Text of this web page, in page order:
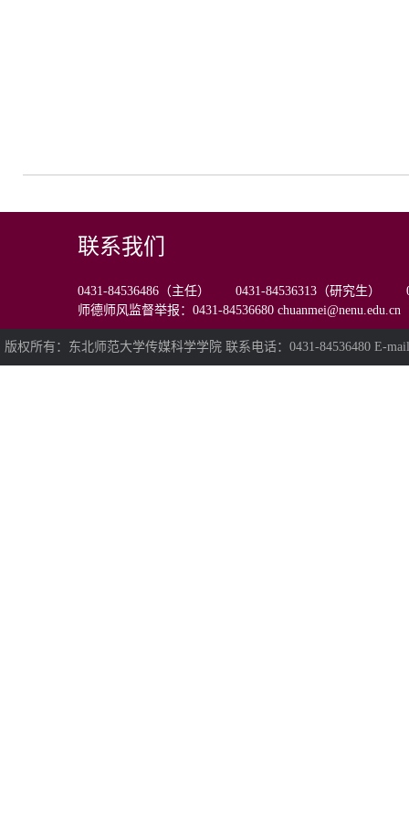
联系我们
0431-84536486（主任） 0431-84536313（研究生）
师德师风监督举报：0431-84536680 chuanmei@nenu.edu.cn
版权所有：东北师范大学传媒科学学院 联系电话：0431-84536480 E-